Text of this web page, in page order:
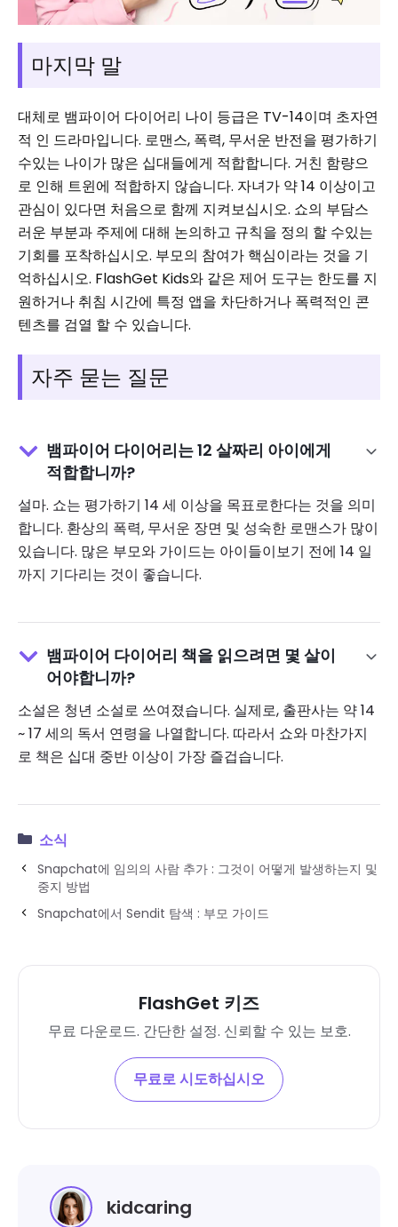
마지막 말
대체로 뱀파이어 다이어리 나이 등급은 TV-14이며 초자연
적 인 드라마입니다. 로맨스, 폭력, 무서운 반전을 평가하기
수있는 나이가 많은 십대들에게 적합합니다. 거친 함량으
로 인해 트윈에 적합하지 않습니다. 자녀가 약 14 이상이고
관심이 있다면 처음으로 함께 지켜보십시오. 쇼의 부담스
러운 부분과 주제에 대해 논의하고 규칙을 정의 할 수있는
기회를 포착하십시오. 부모의 참여가 핵심이라는 것을 기
억하십시오. FlashGet Kids와 같은 제어 도구는 한도를 지
원하거나 취침 시간에 특정 앱을 차단하거나 폭력적인 콘
텐츠를 검열 할 수 있습니다.
자주 묻는 질문
뱀파이어 다이어리는 12 살짜리 아이에게
적합합니까?
설마. 쇼는 평가하기 14 세 이상을 목표로한다는 것을 의미
합니다. 환상의 폭력, 무서운 장면 및 성숙한 로맨스가 많이
있습니다. 많은 부모와 가이드는 아이들이보기 전에 14 일
까지 기다리는 것이 좋습니다.
뱀파이어 다이어리 책을 읽으려면 몇 살이
어야합니까?
소설은 청년 소설로 쓰여졌습니다. 실제로, 출판사는 약 14
~ 17 세의 독서 연령을 나열합니다. 따라서 쇼와 마찬가지
로 책은 십대 중반 이상이 가장 즐겁습니다.
소식
Snapchat에 임의의 사람 추가 : 그것이 어떻게 발생하는지 및
중지 방법
Snapchat에서 Sendit 탐색 : 부모 가이드
FlashGet 키즈
무료 다운로드. 간단한 설정. 신뢰할 수 있는 보호.
무료로 시도하십시오
kidcaring